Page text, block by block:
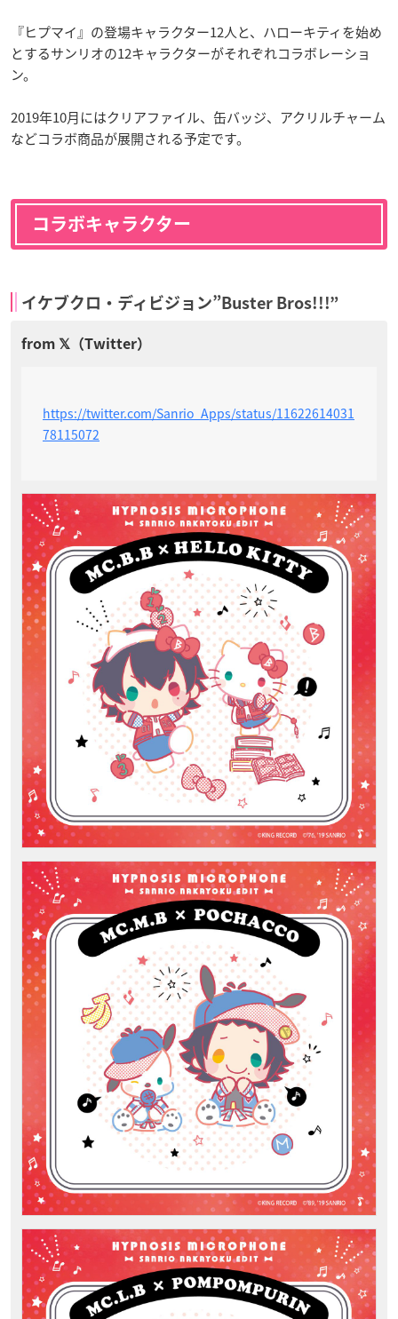
『ヒプマイ』の登場キャラクター12人と、ハローキティを始め
とするサンリオの12キャラクターがそれぞれコラボレーショ
ン。
2019年10月にはクリアファイル、缶バッジ、アクリルチャーム
などコラボ商品が展開される予定です。
コラボキャラクター
イケブクロ・ディビジョン”Buster Bros!!!”
https://twitter.com/Sanrio_Apps/status/11622614031
78115072